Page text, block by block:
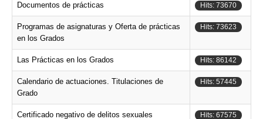
Documentos de prácticas Hits: 73670
Programas de asignaturas y Oferta de prácticas
en los Grados
Hits: 73623
Las Prácticas en los Grados Hits: 86142
Calendario de actuaciones. Titulaciones de
Grado
Hits: 57445
Certificado negativo de delitos sexuales Hits: 67575